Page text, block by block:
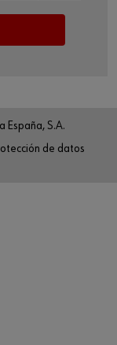
España, S.A.
de datos